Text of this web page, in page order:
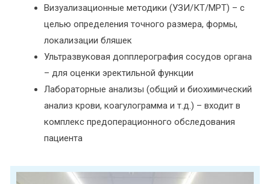
Визуализационные методики (УЗИ/КТ/МРТ) – с
целью определения точного размера, формы,
локализации бляшек
Ультразвуковая допплерография сосудов органа
– для оценки эректильной функции
Лабораторные анализы (общий и биохимический
анализ крови, коагулограмма и т.д.) – входит в
комплекс предоперационного обследования
пациента